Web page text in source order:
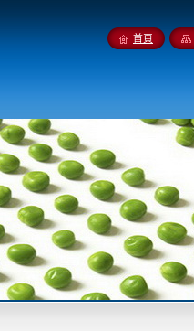
首頁